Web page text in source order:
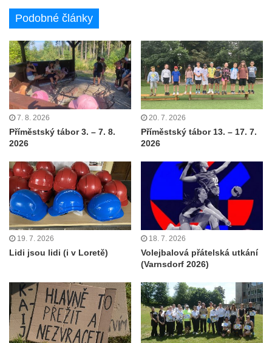
Podobné články
7. 8. 2026
Příměstský tábor 3. – 7. 8.
2026
20. 7. 2026
Příměstský tábor 13. – 17. 7.
2026
19. 7. 2026
Lidi jsou lidi (i v Loretě)
18. 7. 2026
Volejbalová přátelská utkání
(Varnsdorf 2026)